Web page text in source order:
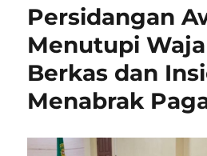
Persidangan
Menutupi
Berkas dan
Menabrak